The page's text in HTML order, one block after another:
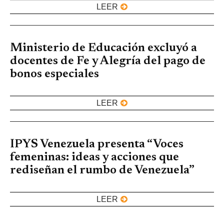
LEER
Ministerio de Educación excluyó a
docentes de Fe y Alegría del pago de
bonos especiales
LEER
IPYS Venezuela presenta “Voces
femeninas: ideas y acciones que
rediseñan el rumbo de Venezuela”
LEER